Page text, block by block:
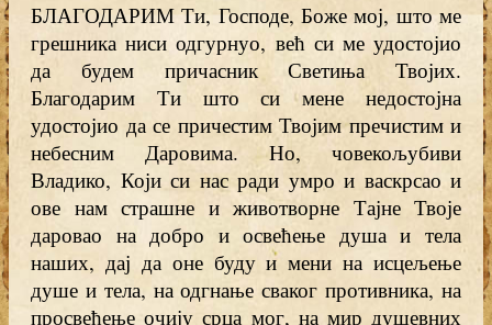
БЛАГОДАРИМ Ти, Господе, Боже мој, што ме
грешника ниси одгурнуо, већ си ме удостојио
да будем причасник Светиња Твојих.
Благодарим Ти што си мене недостојна
удостојио да се причестим Твојим пречистим и
небесним Даровима. Но, човекољубиви
Владико, Који си нас ради умро и васкрсао и
ове нам страшне и животворне Тајне Твоје
даровао на добро и освећење душа и тела
наших, дај да оне буду и мени на исцељење
душе и тела, на одгнање сваког противника, на
просвећење очију срца мог, на мир душевних